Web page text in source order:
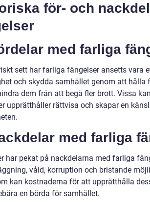
för- och
med farliga
sett har farliga fängelser ansetts vara
och skydda samhället genom att
dem från att begå fler brott. Vissa
upprätthåller rättvisa och skapar en
med farliga
har pekat på nackdelarna med farliga
våld, korruption och bristande
kan kostnaderna för att upprätthålla
en börda för samhället.